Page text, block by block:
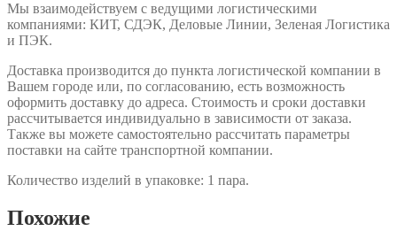
Мы взаимодействуем с ведущими логистическими
компаниями: КИТ, СДЭК, Деловые Линии, Зеленая Логистика
и ПЭК.
Доставка производится до пункта логистической компании в
Вашем городе или, по согласованию, есть возможность
оформить доставку до адреса. Стоимость и сроки доставки
рассчитывается индивидуально в зависимости от заказа.
Также вы можете самостоятельно рассчитать параметры
поставки на сайте транспортной компании.
Количество изделий в упаковке: 1 пара.
Похожие